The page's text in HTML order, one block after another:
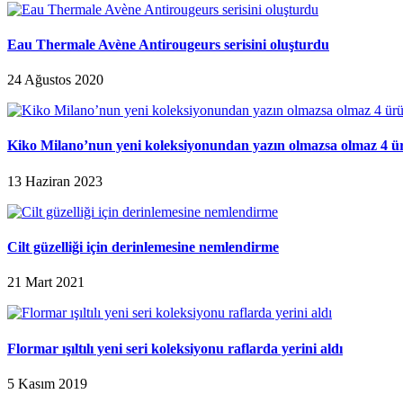
Eau Thermale Avène Antirougeurs serisini oluşturdu
24 Ağustos 2020
Kiko Milano’nun yeni koleksiyonundan yazın olmazsa olmaz 4
13 Haziran 2023
Cilt güzelliği için derinlemesine nemlendirme
21 Mart 2021
Flormar ışıltılı yeni seri koleksiyonu raflarda yerini aldı
5 Kasım 2019